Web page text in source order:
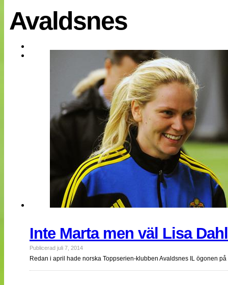
Landslaget
EM 2013
Internationellt
Arkiv
Medlemsbilder
Till klubbkassan
NÄTverket
Tipsa Damfotboll
Kontakt
Avaldsnes
Inte Marta men väl Lisa
Publicerad juli 7, 2014
Redan i april hade norska Toppserien-klubben Avaldsnes IL ögonen